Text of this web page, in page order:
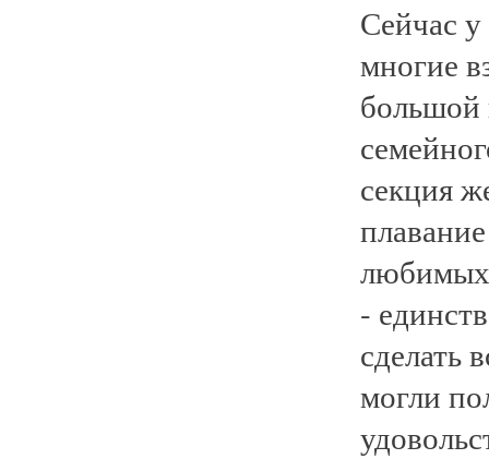
Сейчас
многие
большой
секция
любимых
-
сделать
могли